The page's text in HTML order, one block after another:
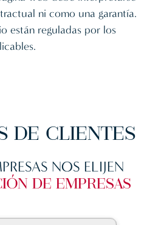
ni como una garantía.
están reguladas por los
DE CLIENTES
NOS ELIJEN
DE EMPRESAS